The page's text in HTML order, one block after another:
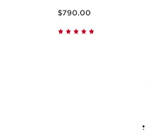
$790.00